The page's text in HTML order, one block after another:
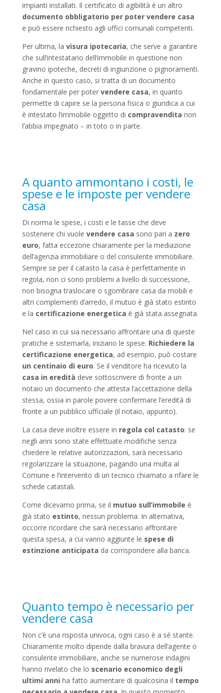
impianti installati. Il certificato di agibilità è un altro
documento obbligatorio per poter vendere casa
e può essere richiesto agli uffici comunali competenti.
Per ultima, la visura ipotecaria, che serve a garantire
che sull’intestatario dell’immobile in questione non
gravino ipoteche, decreti di ingiunzione o pignoramenti.
Anche in questo caso, si tratta di un documento
fondamentale per poter vendere casa, in quanto
permette di capire se la persona fisica o giuridica a cui
è intestato l’immobile oggetto di compravendita non
l’abbia impegnato – in toto o in parte.
A quanto ammontano i costi, le
spese e le imposte per vendere
casa
Di norma le spese, i costi e le tasse che deve
sostenere chi vuole vendere casa sono pari a zero
euro, fatta eccezone chiaramente per la mediazione
dell’agenzia immobiliare o del consulente immobiliare.
Sempre se per il catasto la casa è perfettamente in
regola, non ci sono problemi a livello di successione,
non bisogna traslocare o sgombrare casa da mobili e
altri complementi d’arredo, il mutuo è già stato estinto
e la certificazione energetica è già stata assegnata.
Nel caso in cui sia necessario affrontare una di queste
pratiche e sistemarla, iniziano le spese. Richiedere la
certificazione energetica, ad esempio, può costare
un centinaio di euro. Se il venditore ha ricevuto la
casa in eredità deve sottoscrivere di fronte a un
notaio un documento che attesta l’accettazione della
stessa, ossia in parole povere confermare l’eredità di
fronte a un pubblico ufficiale (il notaio, appunto).
La casa deve inoltre essere in regola col catasto: se
negli anni sono state effettuate modifiche senza
chiedere le relative autorizzazioni, sarà necessario
regolarizzare la situazione, pagando una multa al
Comune e l’intervento di un tecnico chiamato a rifare le
schede catastali.
Come dicevamo prima, se il mutuo sull’immobile è
già stato estinto, nessun problema. In alternativa,
occorre ricordare che sarà necessario affrontare
questa spesa, a cui vanno aggiunte le spese di
estinzione anticipata da corrispondere alla banca.
Quanto tempo è necessario per
vendere casa
Non c’è una risposta univoca, ogni caso è a sé stante.
Chiaramente molto dipende dalla bravura dell’agente o
consulente immobiliare, anche se numerose indagini
hanno rivelato che lo scenario economico degli
ultimi anni ha fatto aumentare di qualcosina il tempo